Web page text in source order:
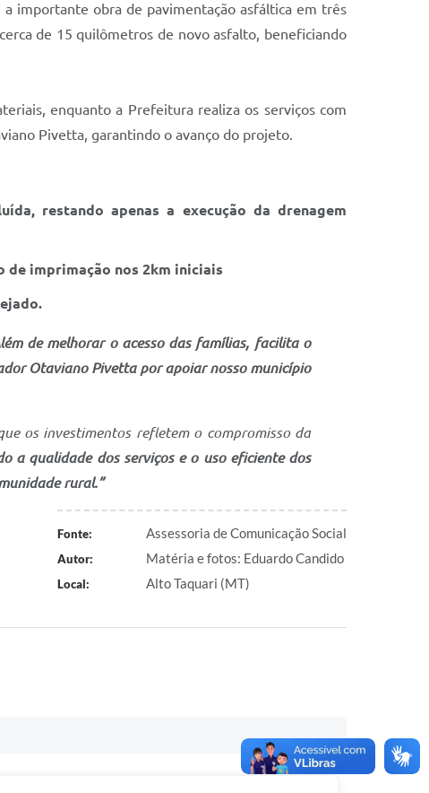
importante obra de pavimentação asfáltica em três
de 15 quilômetros de novo asfalto, beneficiando
enquanto a Prefeitura realiza os serviços com
Pivetta, garantindo o avanço do projeto.
restando apenas a execução da drenagem
de imprimação nos 2km iniciais
de melhorar o acesso das famílias, facilita o
Otaviano Pivetta por apoiar nosso município
os investimentos refletem o compromisso da
a qualidade dos serviços e o uso eficiente dos
rural.”
Fonte: Assessoria de Comunicação Social
Autor: Matéria e fotos: Eduardo Candido
Local: Alto Taquari (MT)